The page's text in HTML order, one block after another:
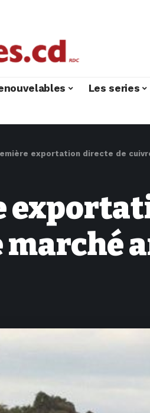
Les series
exportation directe de
marché